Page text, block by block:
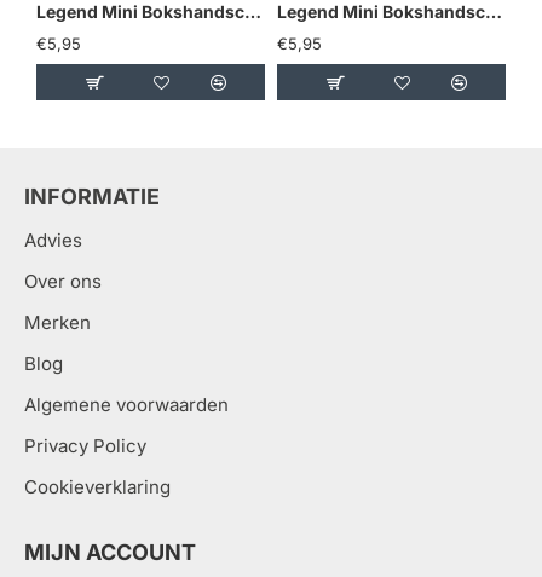
Legend Mini Bokshandschoenen - Goud/Geel
€5,95
Legend Mini Bokshandschoenen - Holland
€5,95
INFORMATIE
Advies
Over ons
Merken
Blog
Algemene voorwaarden
Privacy Policy
Cookieverklaring
MIJN ACCOUNT